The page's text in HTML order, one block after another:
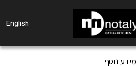
English
מידע נוסף